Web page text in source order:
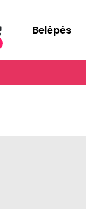
Belépés